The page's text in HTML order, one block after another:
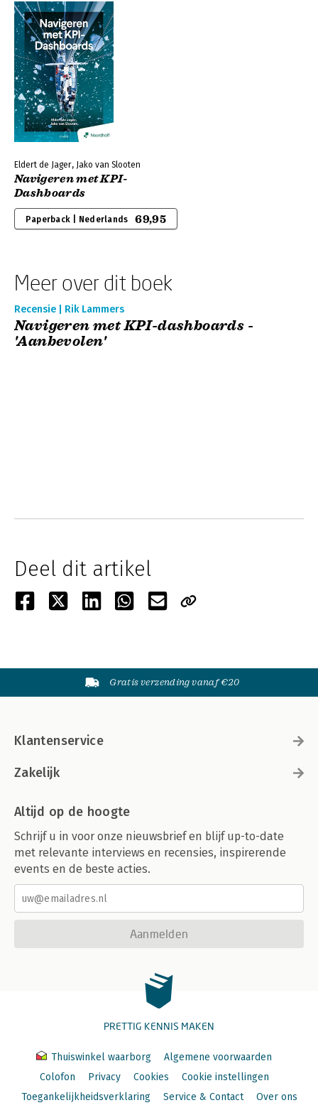
Eldert de Jager, Jako van Slooten
Navigeren met KPI-
Dashboards
Paperback | Nederlands 69,95
Meer over dit boek
Recensie | Rik Lammers
Navigeren met KPI-dashboards -
'Aanbevolen'
Deel dit artikel
Gratis verzending vanaf €20
Klantenservice
Zakelijk
Altijd op de hoogte
Schrijf u in voor onze nieuwsbrief en blijf up-to-date
met relevante interviews en recensies, inspirerende
events en de beste acties.
Aanmelden
PRETTIG KENNIS MAKEN
Thuiswinkel waarborg
Algemene voorwaarden
Colofon
Privacy Cookies
Cookie instellingen
Toegankelijkheidsverklaring
Service & Contact Over ons